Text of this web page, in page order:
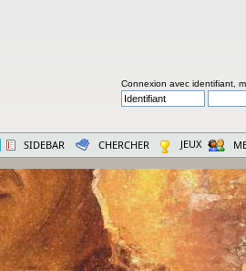
Connexion avec identifiant,
SIDEBAR CHERCHER JEUX